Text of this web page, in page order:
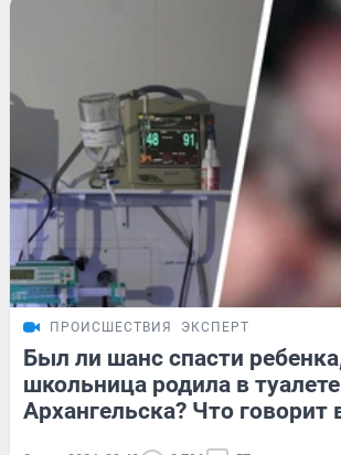
ПРОИСШЕСТВИЯ ЭКСПЕРТ
Был ли шанс спасти
школьница родила в
Архангельска? Что говорит